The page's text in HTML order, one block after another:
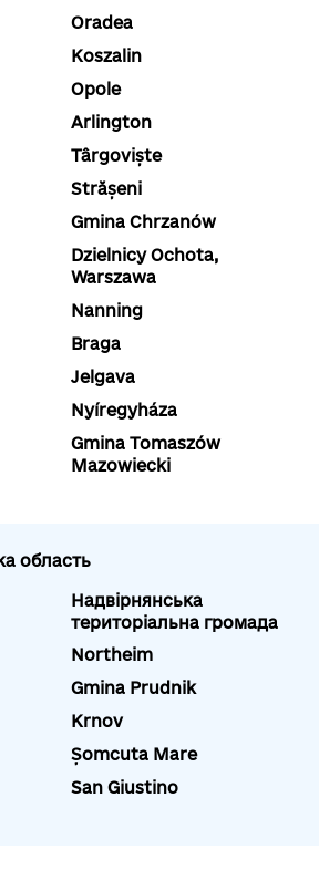
Oradea
Koszalin
Opole
Arlington
Târgoviște
Strășeni
Gmina Chrzanów
Dzielnicy Ochota,
Warszawa
Nanning
Braga
Jelgava
Nyíregyháza
Gmina Tomaszów
Mazowiecki
область
Надвірнянська
територіальна громада
Northeim
Gmina Prudnik
Krnov
Șomcuta Mare
San Giustino